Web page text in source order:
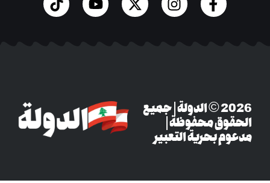
‎© 2026 الدولة | جميع
محفوظة |
بحرية التعبير